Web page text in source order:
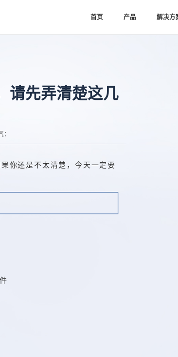
首页 产品 解决方
请先弄清楚这几
：
你还是不太清楚，今天一定要